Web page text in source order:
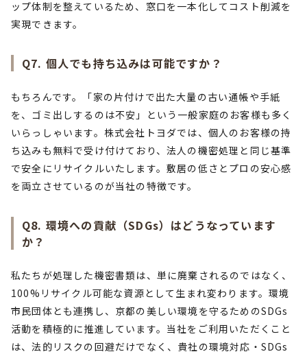
ップ体制を整えているため、窓口を一本化してコスト削減を
実現できます。
Q7. 個人でも持ち込みは可能ですか？
もちろんです。「家の片付けで出た大量の古い通帳や手紙
を、ゴミ出しするのは不安」という一般家庭のお客様も多く
いらっしゃいます。株式会社トヨダでは、個人のお客様の持
ち込みも無料で受け付けており、法人の機密処理と同じ基準
で安全にリサイクルいたします。敷居の低さとプロの安心感
を両立させているのが当社の特徴です。
Q8. 環境への貢献（SDGs）はどうなっています
か？
私たちが処理した機密書類は、単に廃棄されるのではなく、
100%リサイクル可能な資源として生まれ変わります。環境
市民団体とも連携し、京都の美しい環境を守るためのSDGs
活動を積極的に推進しています。当社をご利用いただくこと
は、法的リスクの回避だけでなく、貴社の環境対応・SDGs